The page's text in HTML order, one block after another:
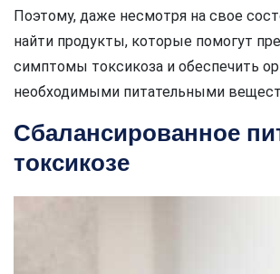
Поэтому, даже несмотря на свое
найти продукты, которые помогут
симптомы токсикоза и обеспечить
необходимыми питательными
Сбалансированное
токсикозе